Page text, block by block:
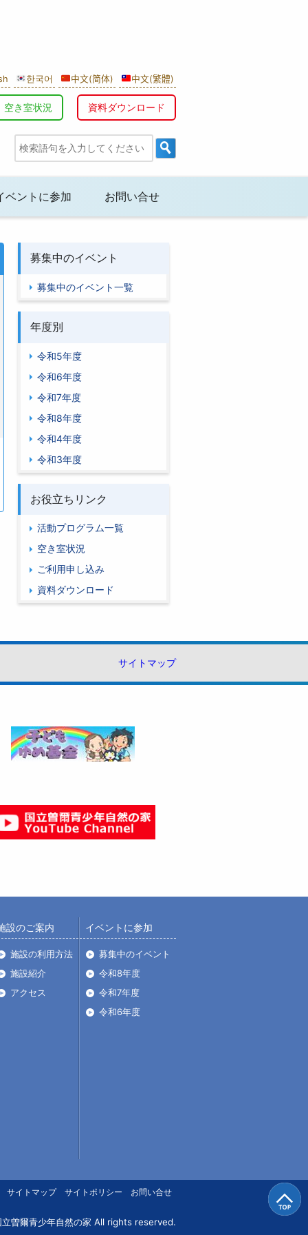
한국어 中文(简体) 中文(繁體)
空き室状況 資料ダウンロード
ベントに参加 お問い合せ
募集中のイベント
募集中のイベント一覧
年度別
令和5年度
令和6年度
令和7年度
令和8年度
令和4年度
令和3年度
お役立ちリンク
活動プログラム一覧
空き室状況
ご利用申し込み
資料ダウンロード
サイトマップ
設のご案内
施設の利用方法
施設紹介
アクセス
イベントに参加
募集中のイベント
令和8年度
令和7年度
令和6年度
サイトマップ サイトポリシー お問い合せ
立曽爾青少年自然の家 All rights reserved.